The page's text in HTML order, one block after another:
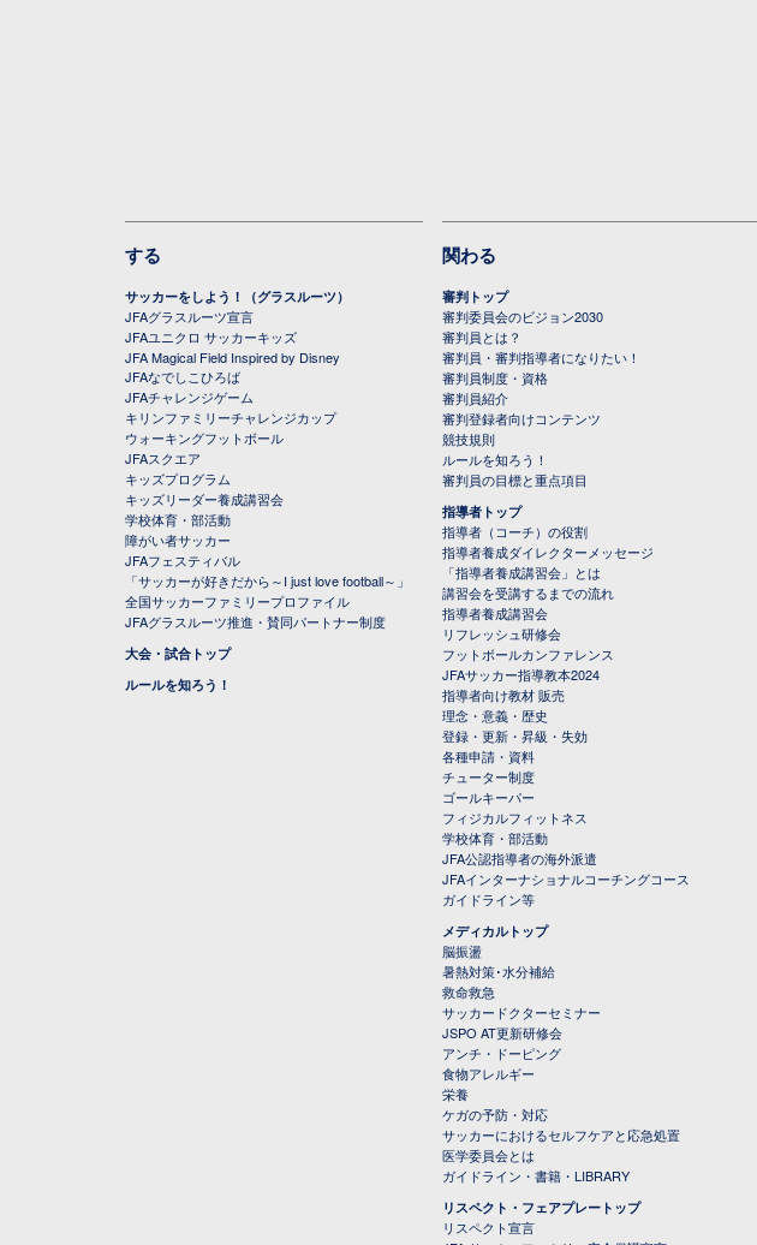
する
サッカーをしよう！（グラスルーツ）
JFAグラスルーツ宣言
JFAユニクロ サッカーキッズ
JFA Magical Field Inspired by Disney
JFAなでしこひろば
JFAチャレンジゲーム
キリンファミリーチャレンジカップ
ウォーキングフットボール
JFAスクエア
キッズプログラム
キッズリーダー養成講習会
学校体育・部活動
障がい者サッカー
JFAフェスティバル
「サッカーが好きだから～I just love football～」
全国サッカーファミリープロファイル
JFAグラスルーツ推進・賛同パートナー制度
大会・試合トップ
ルールを知ろう！
関わる
審判トップ
審判委員会のビジョン2030
審判員とは？
審判員・審判指導者になりたい！
審判員制度・資格
審判員紹介
審判登録者向けコンテンツ
競技規則
ルールを知ろう！
審判員の目標と重点項目
指導者トップ
指導者（コーチ）の役割
指導者養成ダイレクターメッセージ
「指導者養成講習会」とは
講習会を受講するまでの流れ
指導者養成講習会
リフレッシュ研修会
フットボールカンファレンス
JFAサッカー指導教本2024
指導者向け教材 販売
理念・意義・歴史
登録・更新・昇級・失効
各種申請・資料
チューター制度
ゴールキーパー
フィジカルフィットネス
学校体育・部活動
JFA公認指導者の海外派遣
JFAインターナショナルコーチングコース
ガイドライン等
メディカルトップ
脳振盪
暑熱対策･水分補給
救命救急
サッカードクターセミナー
JSPO AT更新研修会
アンチ・ドーピング
食物アレルギー
栄養
ケガの予防・対応
サッカーにおけるセルフケアと応急処置
医学委員会とは
ガイドライン・書籍・LIBRARY
リスペクト・フェアプレートップ
リスペクト宣言